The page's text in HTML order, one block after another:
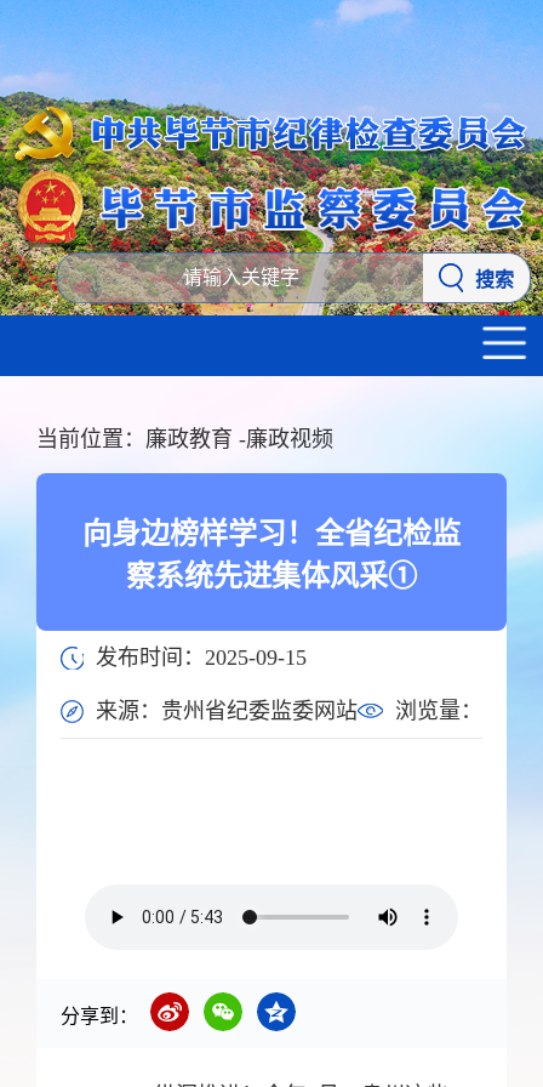
搜索
当前位置： 廉政教育 -廉政视频
向身边榜样学习！全省纪检监
察系统先进集体风采①
发布时间：2025-09-15
来源：贵州省纪委监委网站 浏览量：
分享到：